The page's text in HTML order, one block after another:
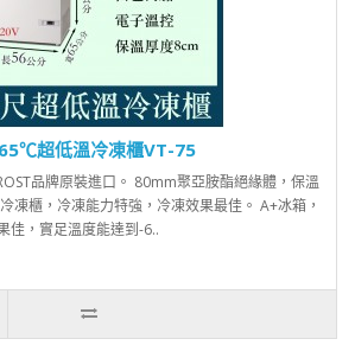
超低溫冷凍櫃VT-75
品牌原裝進口。 80mm聚亞胺酯絕緣體，保溫
凍櫃，冷凍能力特強，冷凍效果最佳。 A+冰箱，
佳，實足溫度能達到-6..